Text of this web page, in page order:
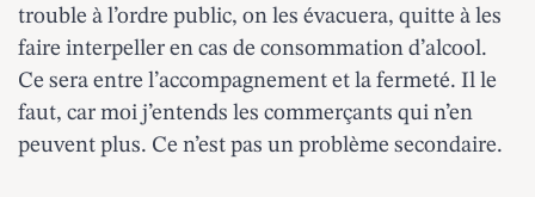
trouble à l’ordre public, on les évacuera, quitte à les
faire interpeller en cas de consommation d’alcool.
Ce sera entre l’accompagnement et la fermeté. Il le
faut, car moi j’entends les commerçants qui n’en
peuvent plus. Ce n’est pas un problème secondaire.